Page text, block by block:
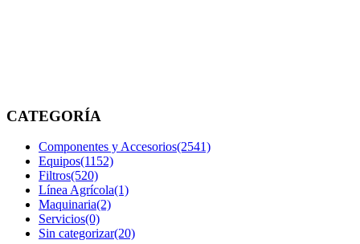
CATEGORÍA
Componentes y Accesorios(2541)
Equipos(1152)
Filtros(520)
Línea Agrícola(1)
Maquinaria(2)
Servicios(0)
Sin categorizar(20)